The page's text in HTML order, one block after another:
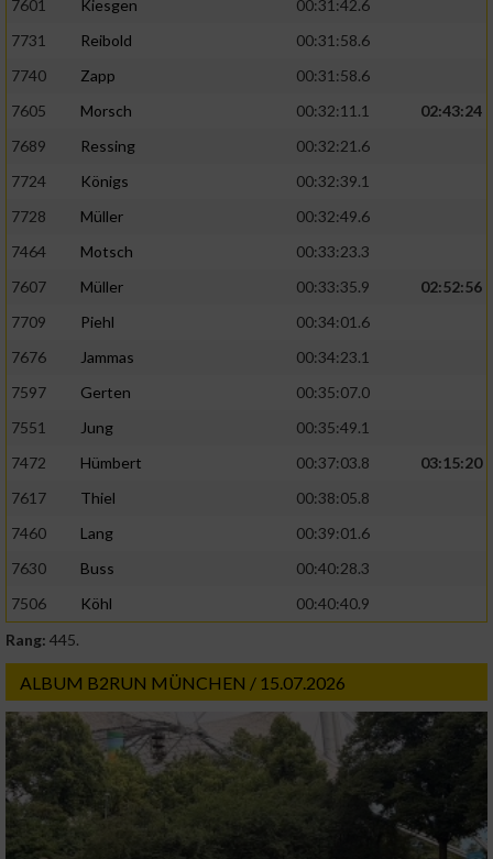
7601
Kiesgen
00:31:42.6
7731
Reibold
00:31:58.6
7740
Zapp
00:31:58.6
7605
Morsch 00:32:11.1
02:43:24
7689
Ressing
00:32:21.6
7724
Königs
00:32:39.1
7728
Müller
00:32:49.6
7464
Motsch
00:33:23.3
7607
Müller 00:33:35.9
02:52:56
7709
Piehl
00:34:01.6
7676
Jammas
00:34:23.1
7597
Gerten
00:35:07.0
7551
Jung
00:35:49.1
7472
Hümbert 00:37:03.8
03:15:20
7617
Thiel
00:38:05.8
7460
Lang
00:39:01.6
7630
Buss
00:40:28.3
7506
Köhl
00:40:40.9
Rang: 445.
ALBUM B2RUN MÜNCHEN / 15.07.2026
Verwendung reduzierter Daten zur Auswahl
von Werbeanzeigen
Erstellung von Profilen für personalisierte
Verwendung von Profilen zur Auswahl
Erstellung von Profilen zur Personalisierung
Verwendung von Profilen zur Auswahl
Messung der Werbeleistung
Messung der Performance von Inhalten
oder Kombinationen von Daten aus
verschiedenen Quellen
Entwicklung und Verbesserung der Angebote
Verwendung reduzierter Daten zur Auswahl
von Inhalten
IAB-Besonderheiten:
Verwendung genauer Standortdaten
Geräte anhand von aktiv angeforderten
Informationen identifizieren
Nicht-IAB-Verarbeitungszwecke: